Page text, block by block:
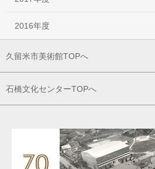
2016年度
久留米市美術館TOPへ
石橋文化センターTOPへ